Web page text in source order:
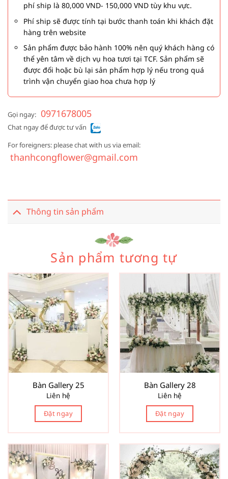
phí ship là 80,000 VND- 150,000 VND tùy khu vực.
Phí ship sẽ được tính tại bước thanh toán khi khách đặt
hàng trên website
Sản phẩm được bảo hành 100% nên quý khách hàng có
thể yên tâm về dịch vụ hoa tươi tại TCF. Sản phẩm sẽ
được đổi hoặc bù lại sản phẩm hợp lý nếu trong quá
trình vận chuyển giao hoa chưa hợp lý
Gọi ngay: 0971678005
Chat ngay để được tư vấn
For foreigners: please chat with us via email:
thanhcongflower@gmail.com
Thông tin sản phẩm
Sản phẩm tương tự
Bàn Gallery 25
Liên hệ
Đặt ngay
Bàn Gallery 28
Liên hệ
Đặt ngay